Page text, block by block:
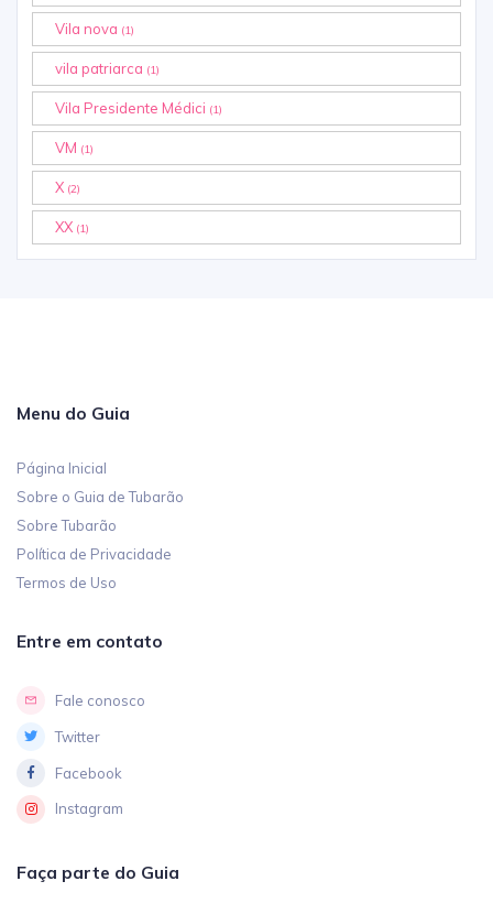
Vila nova (1)
vila patriarca (1)
Vila Presidente Médici (1)
VM (1)
X (2)
XX (1)
Menu do Guia
Página Inicial
Sobre o Guia de Tubarão
Sobre Tubarão
Política de Privacidade
Termos de Uso
Entre em contato
Fale conosco
Twitter
Facebook
Instagram
Faça parte do Guia